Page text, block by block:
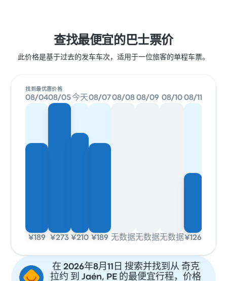
查找最便宜的巴士票价
此价格是基于过去的发车车次，适用于一位旅客的单程车票。
找到最优惠价格
08/04
¥189
08/05
¥273
今天
¥210
08/07
¥189
08/08
无数据
08/09
无数据
08/10
无数据
08/11
¥126
在 2026年8月11日 搜索并找到从 奇克
拉约 到 Jaén, PE 的最便宜行程，价格